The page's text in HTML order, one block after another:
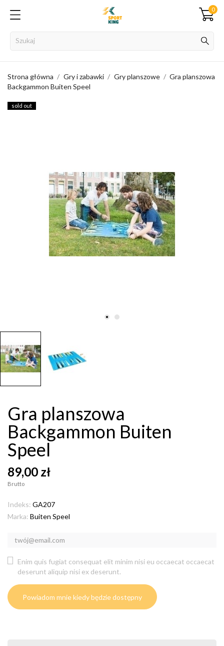
0
Strona główna Gry i zabawki Gry planszowe
Gra planszowa
Backgammon Buiten Speel
sold out
Gra planszowa
Backgammon Buiten
Speel
89,00 zł
Brutto
Indeks: GA207
Marka: Buiten Speel
Enim quis fugiat consequat elit minim nisi eu occaecat occaecat
deserunt aliquip nisi ex deserunt.
Powiadom mnie kiedy będzie dostępny